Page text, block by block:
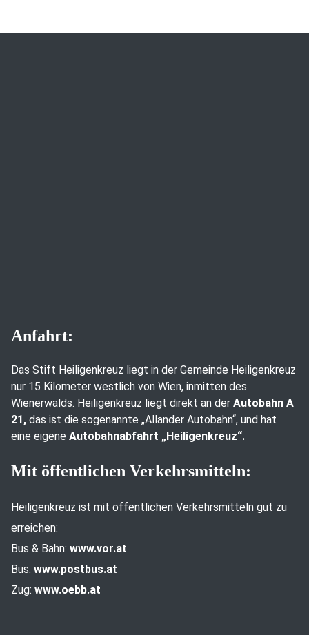
Anfahrt:
Das Stift Heiligenkreuz liegt in der Gemeinde Heiligenkreuz
nur 15 Kilometer westlich von Wien, inmitten des
Wienerwalds. Heiligenkreuz liegt direkt an der Autobahn A
21, das ist die sogenannte „Allander Autobahn“, und hat
eine eigene Autobahnabfahrt „Heiligenkreuz“.
Mit öffentlichen Verkehrsmitteln:
Heiligenkreuz ist mit öffentlichen Verkehrsmitteln gut zu
erreichen:
Bus & Bahn: www.vor.at
Bus: www.postbus.at
Zug: www.oebb.at